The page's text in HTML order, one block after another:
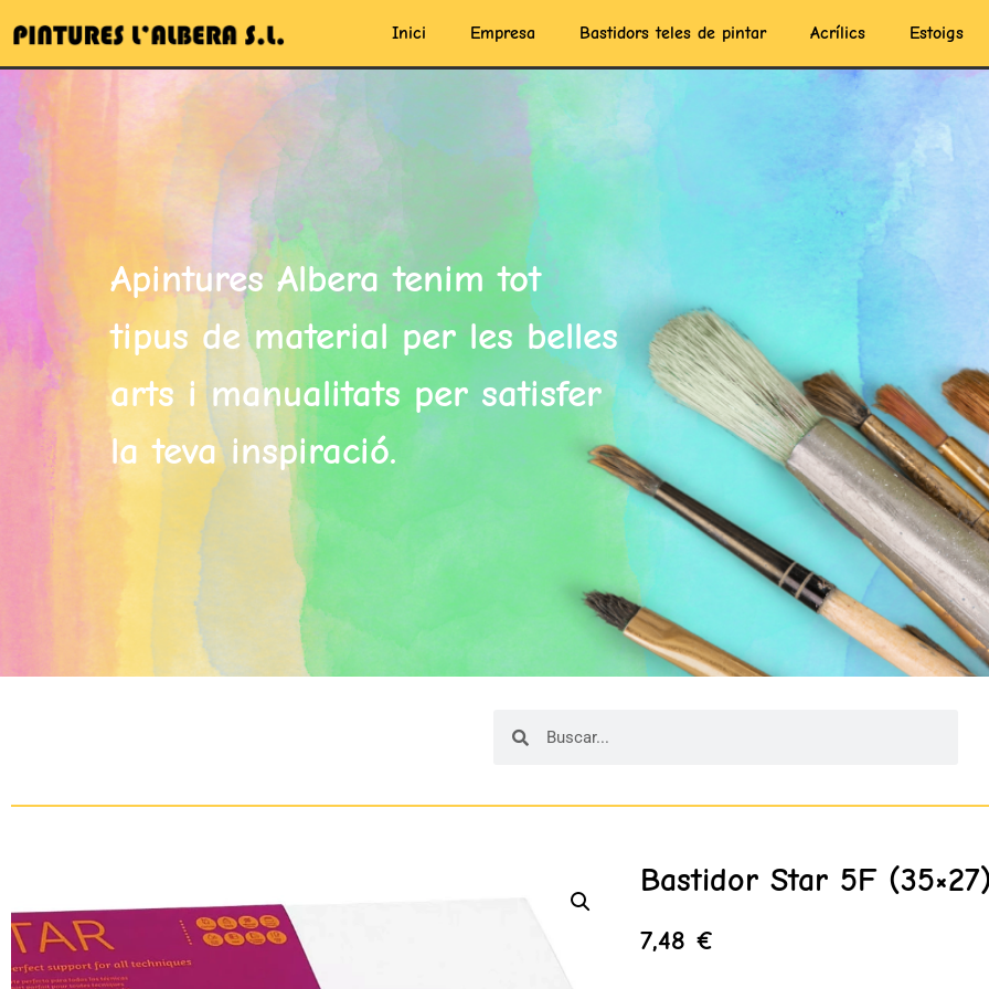
Inici Empresa Bastidors teles de pintar Acrílics Estoigs
Apintures Albera tenim tot
tipus de material per les belles
arts i manualitats per satisfer
la teva inspiració.
Bastidor Star 5F
7,48 €